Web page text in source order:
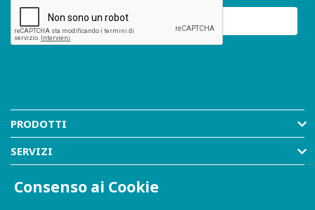
PRODOTTI
SERVIZI
RISORSE
Consenso ai Cookie